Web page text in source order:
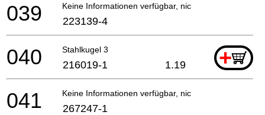
Keine Informationen verfügbar, nicht bestellbar
039 223139-4
Stahlkugel 3 +
040 216019-1 1.19
Keine Informationen verfügbar, nicht bestellbar
041 267247-1